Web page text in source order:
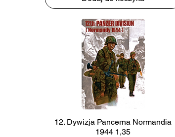
12. Dywizja Pancerna Normandia
1944 1,35